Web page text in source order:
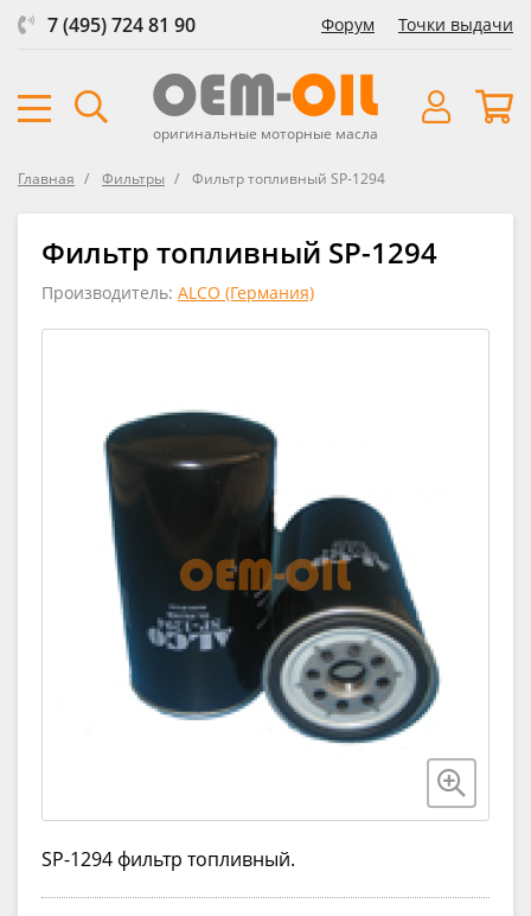
7 (495) 724 81 90 Форум Точки выдачи
оригинальные моторные масла
Главная Фильтры Фильтр топливный SP-1294
Фильтр топливный SP-1294
Производитель: ALCO (Германия)
SP-1294 фильтр топливный.